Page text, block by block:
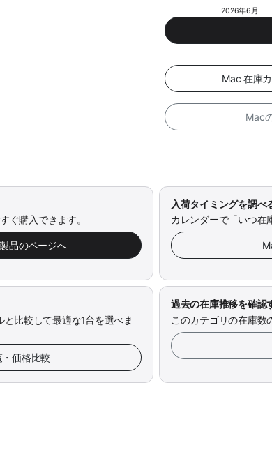
2026年6月
Mac 在庫
Mac
ぐ購入できます。
品のページへ
入荷タイミングを調べ
カレンダーで「いつ在
比較して最適な1台を選べま
価格比較
過去の在庫推移を確認
このカテゴリの在庫数